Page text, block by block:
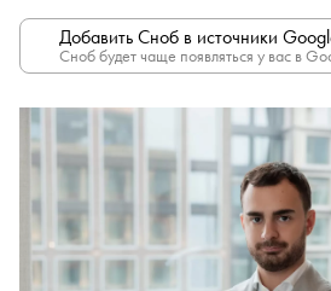
Добавить Сноб в источники
Сноб будет чаще появляться у вас в